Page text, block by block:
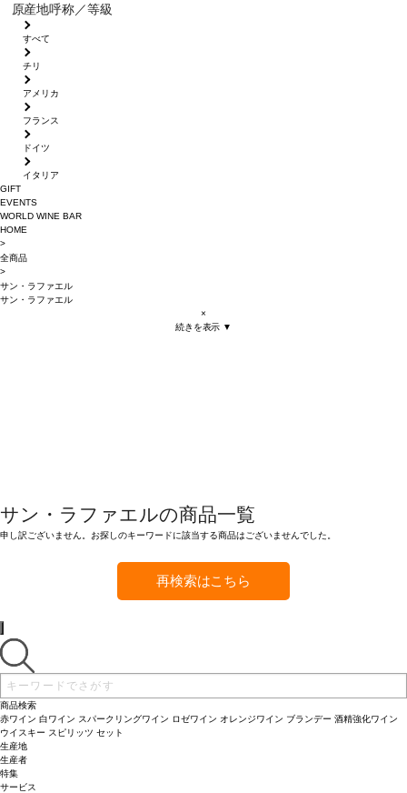
原産地呼称／等級
すべて
チリ
アメリカ
フランス
ドイツ
イタリア
GIFT
EVENTS
WORLD WINE BAR
HOME
>
全商品
>
サン・ラファエル
サン・ラファエル
×
続きを表示 ▼
サン・ラファエルの商品一覧
申し訳ございません。お探しのキーワードに該当する商品はございませんでした。
再検索はこちら
商品検索
赤ワイン 白ワイン スパークリングワイン ロゼワイン オレンジワイン ブランデー 酒精強化ワイン
ウイスキー スピリッツ セット
生産地
生産者
特集
サービス